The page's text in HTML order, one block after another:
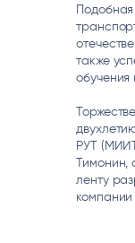
также
обучения
РУТ
Тимонин,
ленту